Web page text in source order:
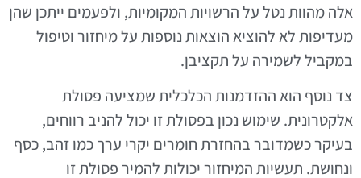
אלה מהוות נטל על הרשויות המקומיות, ולפעמים ייתכן שהן
מעדיפות לא להוציא הוצאות נוספות על מיחזור וטיפול
במקביל לשמירה על תקציבן.
צד נוסף הוא ההזדמנות הכלכלית שמציעה פסולת
אלקטרונית. שימוש נכון בפסולת זו יכול להניב רווחים,
בעיקר כשמדובר בהחזרת חומרים יקרי ערך כמו זהב, כסף
ונחושת. תעשיות המיחזור יכולות להמיר פסולת זו